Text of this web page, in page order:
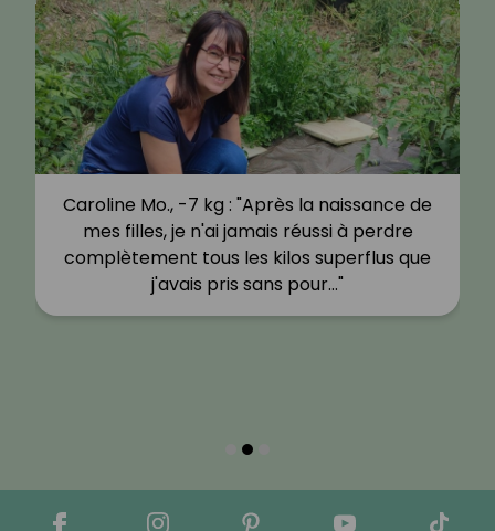
Caroline Mo., -7 kg : "Après la naissance de
mes filles, je n'ai jamais réussi à perdre
complètement tous les kilos superflus que
j'avais pris sans pour…"